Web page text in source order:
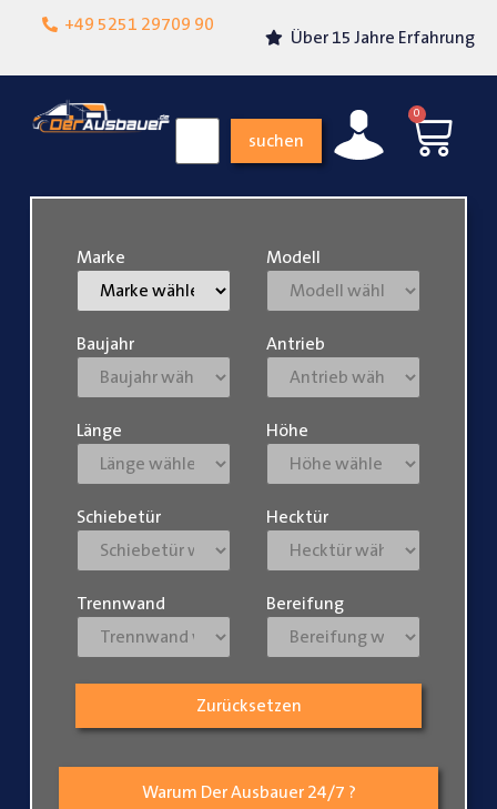
+49 5251 29709 90
Lokalgeschäft in
Über 15 Jahre Erfahrung
suchen
0
Warum Der Ausbauer 24/7 ?
Marke Modell
Baujahr Antrieb
Länge Höhe
Schiebetür Hecktür
Trennwand Bereifung
Zurücksetzen